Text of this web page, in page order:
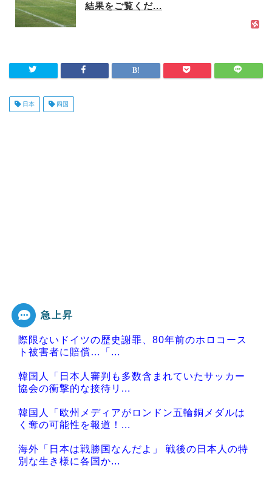
結果をご覧くだ...
日本 四国
急上昇
際限ないドイツの歴史謝罪、80年前のホロコース
ト被害者に賠償…「...
韓国人「日本人審判も多数含まれていたサッカー
協会の衝撃的な接待リ...
韓国人「欧州メディアがロンドン五輪銅メダルは
く奪の可能性を報道！...
海外「日本は戦勝国なんだよ」 戦後の日本人の特
別な生き様に各国か...